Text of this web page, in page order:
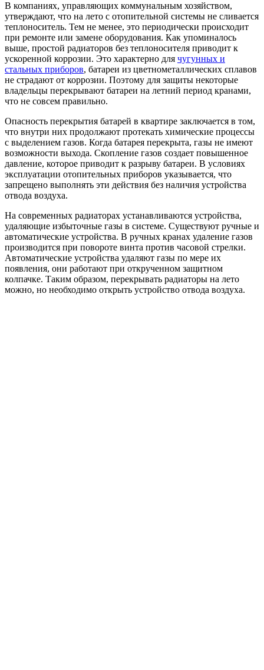
В компаниях, управляющих коммунальным хозяйством,
утверждают, что на лето с отопительной системы не сливается
теплоноситель. Тем не менее, это периодически происходит
при ремонте или замене оборудования. Как упоминалось
выше, простой радиаторов без теплоносителя приводит к
ускоренной коррозии. Это характерно для чугунных и
стальных приборов, батареи из цветнометаллических сплавов
не страдают от коррозии. Поэтому для защиты некоторые
владельцы перекрывают батареи на летний период кранами,
что не совсем правильно.
Опасность перекрытия батарей в квартире заключается в том,
что внутри них продолжают протекать химические процессы
с выделением газов. Когда батарея перекрыта, газы не имеют
возможности выхода. Скопление газов создает повышенное
давление, которое приводит к разрыву батареи. В условиях
эксплуатации отопительных приборов указывается, что
запрещено выполнять эти действия без наличия устройства
отвода воздуха.
На современных радиаторах устанавливаются устройства,
удаляющие избыточные газы в системе. Существуют ручные и
автоматические устройства. В ручных кранах удаление газов
производится при повороте винта против часовой стрелки.
Автоматические устройства удаляют газы по мере их
появления, они работают при открученном защитном
колпачке. Таким образом, перекрывать радиаторы на лето
можно, но необходимо открыть устройство отвода воздуха.